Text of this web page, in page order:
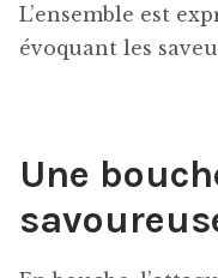
L’ensemble est
évoquant les
Une